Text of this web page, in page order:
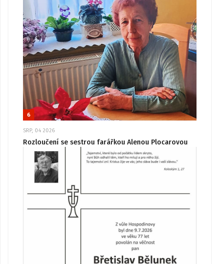
6
SRP, 04 2026
Rozloučení se sestrou farářkou Alenou Plocarovou